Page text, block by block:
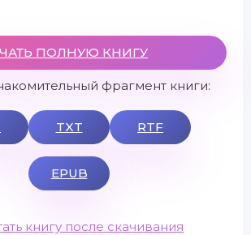
ПОЛНУЮ КНИГУ
фрагмент книги:
TXT RTF
EPUB
книгу после скачивания